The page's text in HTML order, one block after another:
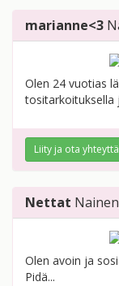
marianne<3
Olen 24 vuotias
tositarkoituksella
Liity ja ota yhteyttä
Nettat Nainen
Olen avoin ja
Pidä...